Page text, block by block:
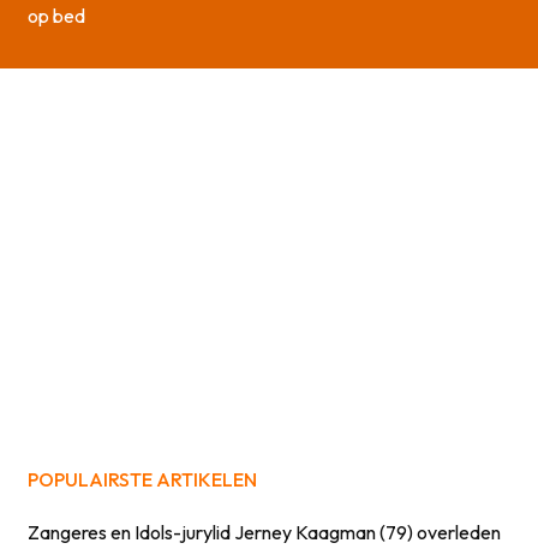
op bed
POPULAIRSTE ARTIKELEN
Zangeres en Idols-jurylid Jerney Kaagman (79) overleden